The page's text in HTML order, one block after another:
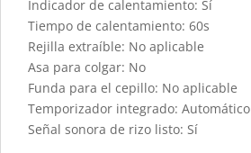
Indicador de calentamiento: Sí
Tiempo de calentamiento: 60s
Rejilla extraíble: No aplicable
Asa para colgar: No
Funda para el cepillo: No aplicable
Temporizador integrado: Automático
Señal sonora de rizo listo: Sí